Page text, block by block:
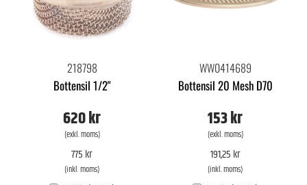
218798
Bottensil 1/2"
620 kr
(exkl. moms)
775 kr
(inkl. moms)
WW0414689
Bottensil 20 Mesh D70
153 kr
(exkl. moms)
191,25 kr
(inkl. moms)